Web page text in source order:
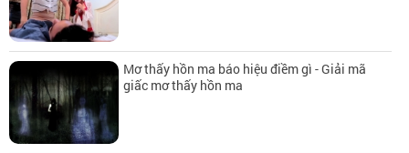
Mơ thấy hồn ma báo hiệu điềm gì - Giải mã
giấc mơ thấy hồn ma